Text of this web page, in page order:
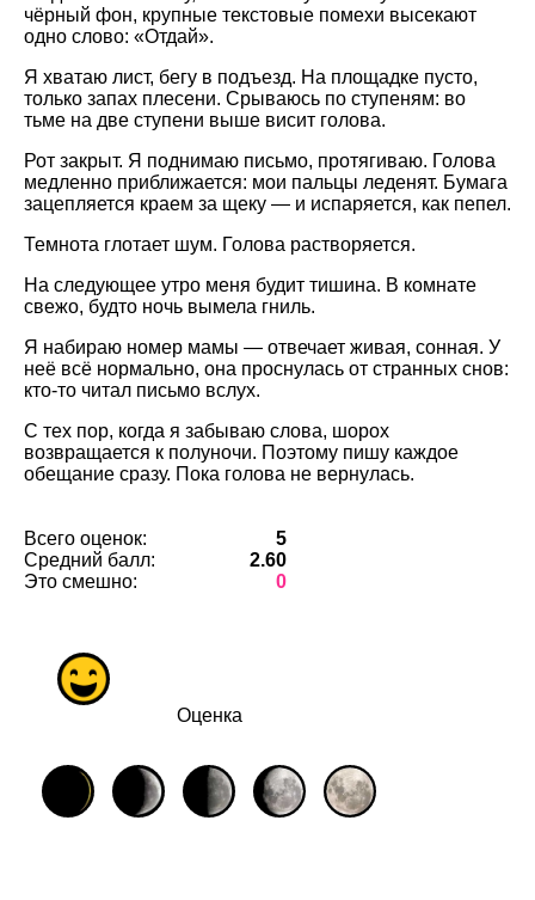
чёрный фон, крупные текстовые помехи высекают
одно слово: «Отдай».
Я хватаю лист, бегу в подъезд. На площадке пусто,
только запах плесени. Срываюсь по ступеням: во
тьме на две ступени выше висит голова.
Рот закрыт. Я поднимаю письмо, протягиваю. Голова
медленно приближается: мои пальцы леденят. Бумага
зацепляется краем за щеку — и испаряется, как пепел.
Темнота глотает шум. Голова растворяется.
На следующее утро меня будит тишина. В комнате
свежо, будто ночь вымела гниль.
Я набираю номер мамы — отвечает живая, сонная. У
неё всё нормально, она проснулась от странных снов:
кто‑то читал письмо вслух.
С тех пор, когда я забываю слова, шорох
возвращается к полуночи. Поэтому пишу каждое
обещание сразу. Пока голова не вернулась.
Всего оценок:
5
Средний балл:
2.60
Это смешно:
0
Оценка